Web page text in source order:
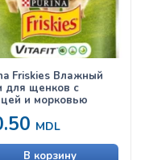
Friskies Влажный
для щенков с
и морковью
MDL
В корзину